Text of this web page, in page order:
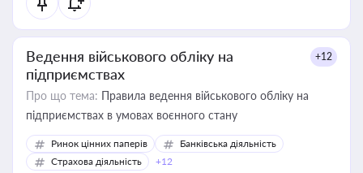
Ведення військового обліку на
підприємствах
+12
Про що тема: Правила ведення військового обліку на
підприємствах в умовах воєнного стану
Ринок цінних паперів
Банківська діяльність
Страхова діяльність
+12